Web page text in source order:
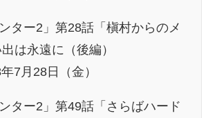
ター2」第28話「槇村からのメ
は永遠に（後編）
7月28日（金）
ター2」第49話「さらばハード